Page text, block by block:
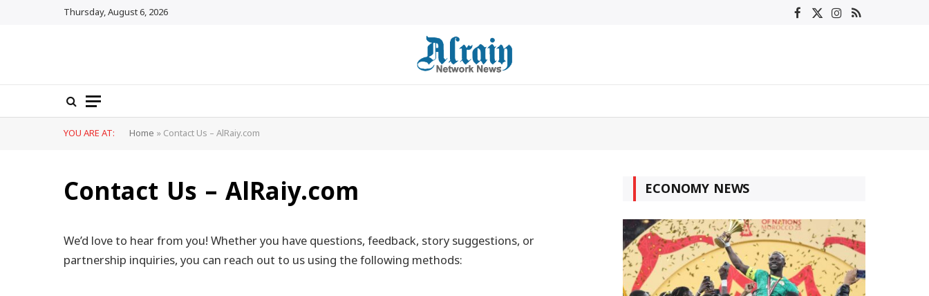
Thursday, August 6, 2026 Facebook
X Instagram
RSS
YOU ARE AT: Home»Contact Us – AlRaiy.com
Contact Us – AlRaiy.com
We’d love to hear from you! Whether you have questions, feedback, story suggestions, or
partnership inquiries, you can reach out to us using the following methods:
ECONOMY NEWS